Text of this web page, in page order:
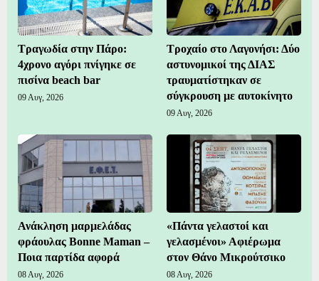
Τραγωδία στην Πάρο:
4χρονο αγόρι πνίγηκε σε
πισίνα beach bar
09 Αυγ, 2026
Τροχαίο στο Λαγονήσι: Δύο
αστυνομικοί της ΔΙΑΣ
τραυματίστηκαν σε
σύγκρουση με αυτοκίνητο
09 Αυγ, 2026
Ανάκληση μαρμελάδας
φράουλας Bonne Maman –
Ποια παρτίδα αφορά
08 Αυγ, 2026
«Πάντα γελαστοί και
γελασμένοι» Αφιέρωμα
στον Θάνο Μικρούτσικο
08 Αυγ, 2026